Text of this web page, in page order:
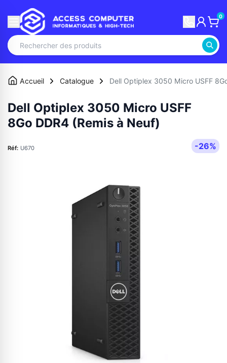
0
Appelez-nous au
Accueil Catalogue Dell Optiplex 3050 Micro USFF
Dell Optiplex 3050 Micro USFF
8Go DDR4 (Remis à Neuf)
Réf: U670 -26%